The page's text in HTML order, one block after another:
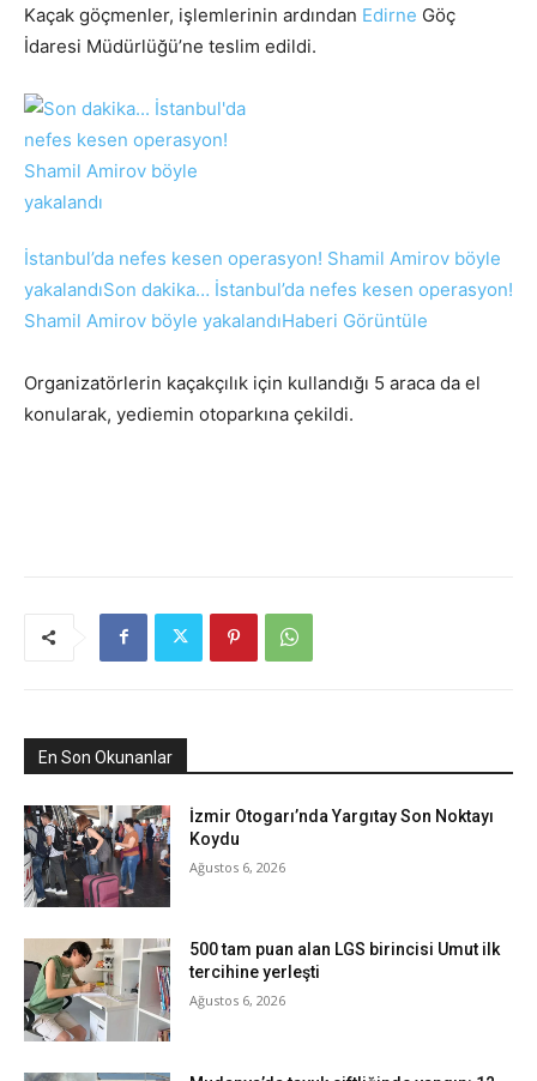
Kaçak göçmenler, işlemlerinin ardından Edirne Göç
İdaresi Müdürlüğü’ne teslim edildi.
İstanbul’da nefes kesen operasyon! Shamil Amirov böyle
yakalandıSon dakika… İstanbul’da nefes kesen operasyon!
Shamil Amirov böyle yakalandıHaberi Görüntüle
Organizatörlerin kaçakçılık için kullandığı 5 araca da el
konularak, yediemin otoparkına çekildi.
En Son Okunanlar
İzmir Otogarı’nda Yargıtay Son Noktayı
Koydu
Ağustos 6, 2026
500 tam puan alan LGS birincisi Umut ilk
tercihine yerleşti
Ağustos 6, 2026